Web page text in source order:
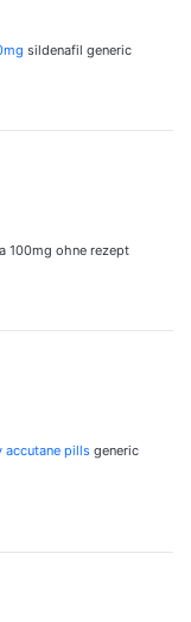
sildenafil generic
100mg ohne rezept
accutane pills generic